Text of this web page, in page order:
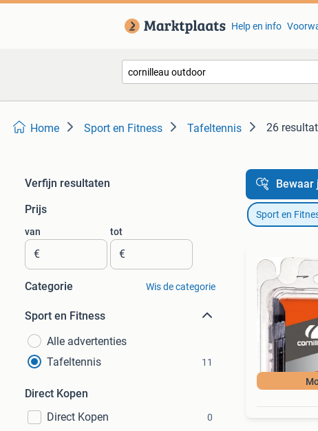
Help en info
Home Sport en Fitness Tafeltennis 26
Verfijn resultaten
Prijs
van
€
tot
€
Categorie Wis de categorie
Sport en Fitness
Alle advertenties
Tafeltennis
11
Direct Kopen
Direct Kopen
0
Bewaar
Sport en